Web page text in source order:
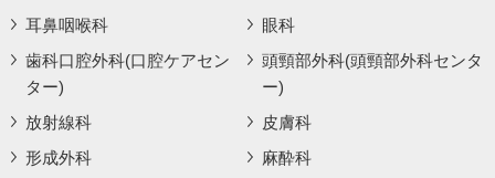
耳鼻咽喉科
眼科
歯科口腔外科(口腔ケアセン
ター)
頭頸部外科(頭頸部外科センタ
ー)
放射線科
皮膚科
形成外科
麻酔科